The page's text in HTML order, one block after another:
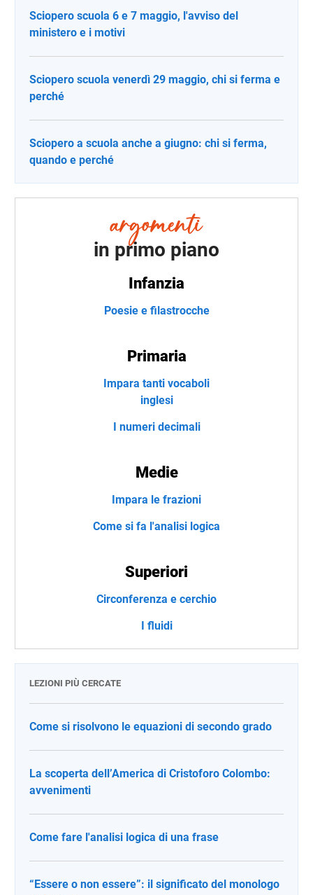
Sciopero scuola 6 e 7 maggio, l'avviso del
ministero e i motivi
Sciopero scuola venerdì 29 maggio, chi si ferma e
perché
Sciopero a scuola anche a giugno: chi si ferma,
quando e perché
in primo piano
Infanzia
Poesie e filastrocche
Primaria
Impara tanti vocaboli
inglesi
I numeri decimali
Medie
Impara le frazioni
Come si fa l'analisi logica
Superiori
Circonferenza e cerchio
I fluidi
LEZIONI PIÙ CERCATE
Come si risolvono le equazioni di secondo grado
La scoperta dell’America di Cristoforo Colombo:
avvenimenti
Come fare l'analisi logica di una frase
“Essere o non essere”: il significato del monologo